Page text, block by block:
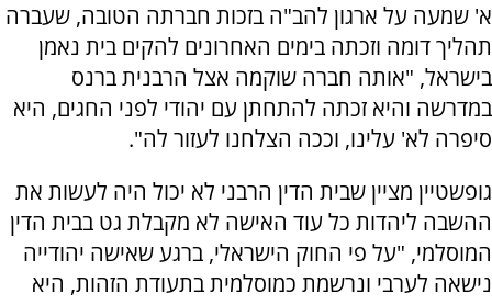
א' שמעה על ארגון להב"ה בזכות חברתה הטובה, שעברה
תהליך דומה וזכתה בימים האחרונים להקים בית נאמן
בישראל, "אותה חברה שוקמה אצל הרבנית ברנס
במדרשה והיא זכתה להתחתן עם יהודי לפני החגים, היא
סיפרה לא' עלינו, וככה הצלחנו לעזור לה".
גופשטיין מציין שבית הדין הרבני לא יכול היה לעשות את
ההשבה ליהדות כל עוד האישה לא מקבלת גט בבית הדין
המוסלמי, "על פי החוק הישראלי, ברגע שאישה יהודייה
נישאה לערבי ונרשמת כמוסלמית בתעודת הזהות, היא